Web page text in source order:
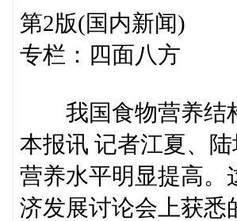
第2版(国内新闻)
专栏：四面八方
我国食物营养结
本报讯 记者江夏、
营养水平明显提高。
济发展讨论会上获悉